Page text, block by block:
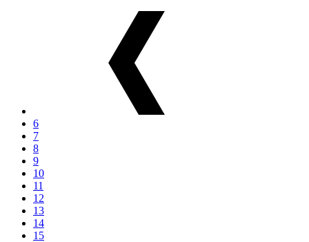
6
7
8
9
10
11
12
13
14
15